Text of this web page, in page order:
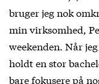
bruger jeg nok
min virksomhed,
weekenden. Når
holdt en stor
bare fokusere på